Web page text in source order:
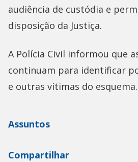
audiência de custódia e
disposição da Justiça.
A Polícia Civil informou que
continuam para identificar
e outras vítimas do esquema.
Assuntos
Compartilhar